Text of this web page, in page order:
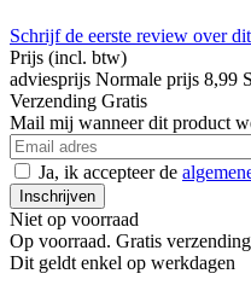
Schrijf de eerste review over
Prijs (incl. btw)
adviesprijs Normale prijs 8,99
Verzending Gratis
Mail mij wanneer dit product
Ja, ik accepteer de
Inschrijven
Niet op voorraad
Op voorraad. Gratis
Dit geldt enkel op werkdagen